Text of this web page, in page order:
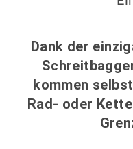
Dank der
kommen
Rad- oder